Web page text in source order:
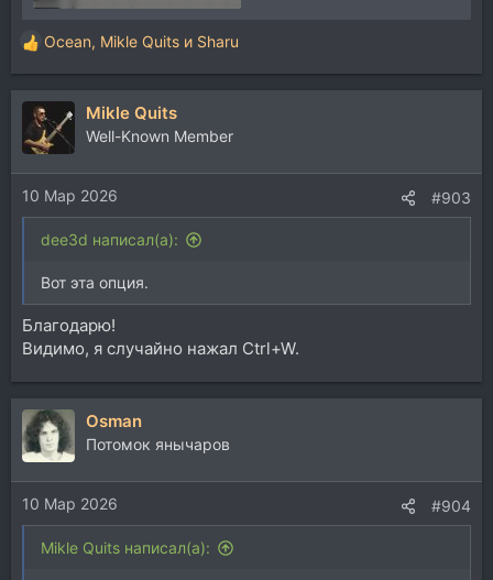
Р
е
а
и
и
:
Ocean, Mikle Quits и Sharu
Mikle Quits
Well-Known Member
10 Мар 2026 #903
dee3d написал(а):
Вот эта опция.
Благодарю!
Видимо, я случайно нажал Ctrl+W.
Osman
Потомок янычаров
10 Мар 2026 #904
Mikle Quits написал(а):